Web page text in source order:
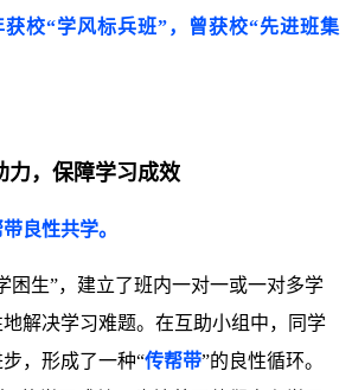
获校“学风标兵班”，曾获校“先进班集
力，保障学习成效
良性共学。
困生”，建立了班内一对一或一对多学
解决学习难题。在互助小组中，同学
，形成了一种“传帮带”的良性循环。